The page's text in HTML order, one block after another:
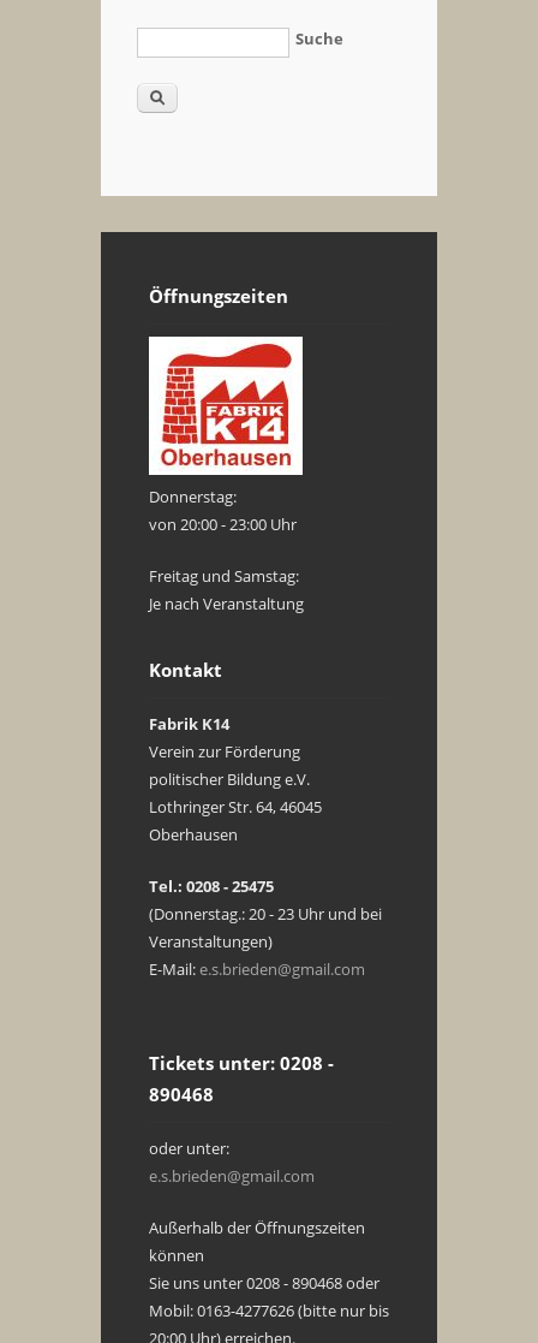
Suche
Öffnungszeiten
Donnerstag:
von 20:00 - 23:00 Uhr
Freitag und Samstag:
Je nach Veranstaltung
Kontakt
Fabrik K14
Verein zur Förderung
politischer Bildung e.V.
Lothringer Str. 64, 46045
Oberhausen
Tel.: 0208 - 25475
(Donnerstag.: 20 - 23 Uhr und bei
Veranstaltungen)
E-Mail:e.s.brieden@gmail.com
Tickets unter: 0208 -
890468
oder unter:
e.s.brieden@gmail.com
Außerhalb der Öffnungszeiten
können
Sie uns unter 0208 - 890468 oder
Mobil: 0163-4277626 (bitte nur bis
20:00 Uhr) erreichen.